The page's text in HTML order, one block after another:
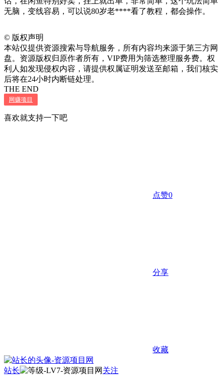
无脑，变线容易，可以说80岁老****看了教程，都会操作。
© 版权声明
本站仅提供资源搜索与导航服务，所有内容均来源于第三方网
盘。资源版权归原作者所有，VIP费用为筛选整理服务费。权
利人如发现侵权内容，请提供权属证明发送至邮箱，我们核实
后将在24小时内断链处理。
THE END
网赚项目
喜欢就支持一下吧
点赞0
分享
收藏
站长 关注